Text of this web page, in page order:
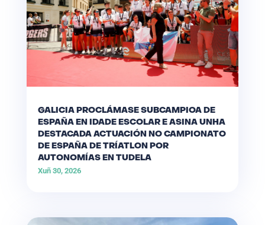
GALICIA PROCLÁMASE SUBCAMPIOA DE
ESPAÑA EN IDADE ESCOLAR E ASINA UNHA
DESTACADA ACTUACIÓN NO CAMPIONATO
DE ESPAÑA DE TRÍATLON POR
AUTONOMÍAS EN TUDELA
Xuñ 30, 2026